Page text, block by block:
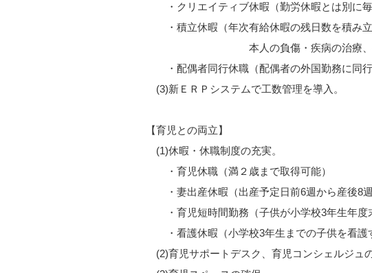
・クリエイティブ休暇（勤労休暇とは別に毎
・積立休暇（年次有給休暇の残日数を積み立
本人の負傷・疾病の治療、不妊治
・配偶者同行休職（配偶者の外国勤務に同行
(3)新ＥＲＰシステムで工数管理を導入。
【育児との両立】
(1)休暇・休職制度の充実。
・育児休職（満２歳まで取得可能）
・妻出産休暇（出産予定日前6週から産後8週
・育児短時間勤務（子供が小学校3年生年度
・看護休暇（小学校3年生までの子供を看護
(2)育児サポートデスク、育児コンシェルジュの